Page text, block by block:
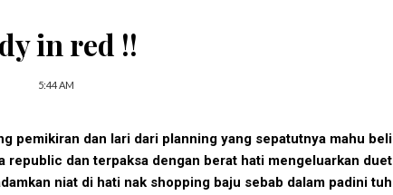
in red !!
5:44 AM
pemikiran dan lari dari planning yang sepatutnya mahu beli
republic dan terpaksa dengan berat hati mengeluarkan duet
niat di hati nak shopping baju sebab dalam padini tuh